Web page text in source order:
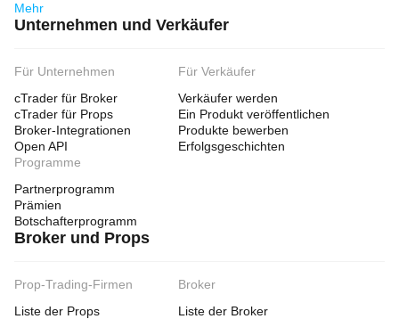
Mehr
Unternehmen und Verkäufer
Für Unternehmen
cTrader für Broker
cTrader für Props
Broker-Integrationen
Open API
Für Verkäufer
Verkäufer werden
Ein Produkt veröffentlichen
Produkte bewerben
Erfolgsgeschichten
Programme
Partnerprogramm
Prämien
Botschafterprogramm
Broker und Props
Prop-Trading-Firmen
Liste der Props
Broker
Liste der Broker